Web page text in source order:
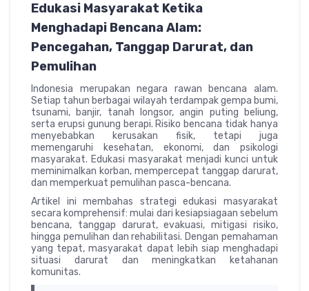
Edukasi Masyarakat Ketika
Menghadapi Bencana Alam:
Pencegahan, Tanggap Darurat, dan
Pemulihan
Indonesia merupakan negara rawan bencana alam.
Setiap tahun berbagai wilayah terdampak gempa bumi,
tsunami, banjir, tanah longsor, angin puting beliung,
serta erupsi gunung berapi. Risiko bencana tidak hanya
menyebabkan kerusakan fisik, tetapi juga
memengaruhi kesehatan, ekonomi, dan psikologi
masyarakat. Edukasi masyarakat menjadi kunci untuk
meminimalkan korban, mempercepat tanggap darurat,
dan memperkuat pemulihan pasca-bencana.
Artikel ini membahas strategi edukasi masyarakat
secara komprehensif: mulai dari kesiapsiagaan sebelum
bencana, tanggap darurat, evakuasi, mitigasi risiko,
hingga pemulihan dan rehabilitasi. Dengan pemahaman
yang tepat, masyarakat dapat lebih siap menghadapi
situasi darurat dan meningkatkan ketahanan
komunitas.